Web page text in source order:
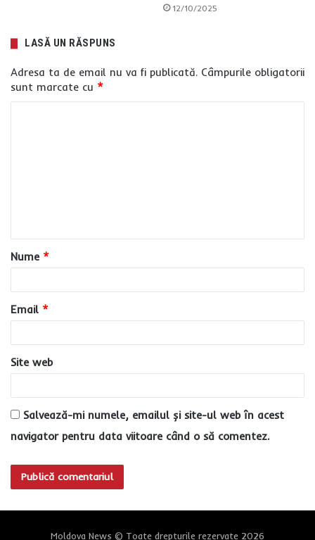
12/10/2025
LASĂ UN RĂSPUNS
Adresa ta de email nu va fi publicată. Câmpurile obligatorii
sunt marcate cu *
a
r
u
*
Nume *
Email *
Site web
Salvează-mi numele, emailul și site-ul web în acest
navigator pentru data viitoare când o să comentez.
Moldova News © Toate drepturile rezervate 2026